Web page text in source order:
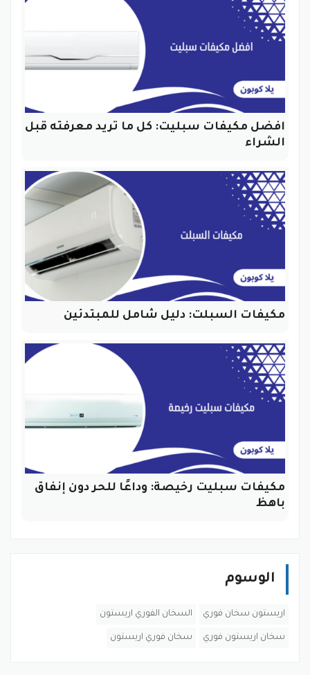
افضل مكيفات سبليت: كل ما تريد معرفته قبل
الشراء
مكيفات السبلت: دليل شامل للمبتدئين
مكيفات سبليت رخيصة: وداعًا للحر دون إنفاق
باهظ
الوسوم
اريستون سخان فوري السخان الفوري اريستون
سخان اريستون فوري سخان فوري اريستون